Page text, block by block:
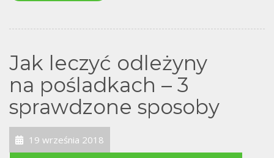
Jak leczyć odleżyny
na pośladkach – 3
sprawdzone sposoby
19 września 2018